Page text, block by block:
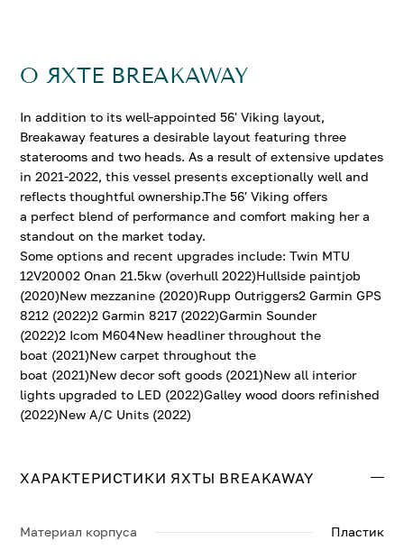
О ЯХТЕ BREAKAWAY
In addition to its well-appointed 56' Viking layout,
Breakaway features a desirable layout featuring three
staterooms and two heads. As a result of extensive updates
in 2021-2022, this vessel presents exceptionally well and
reflects thoughtful ownership.The 56' Viking offers
a perfect blend of performance and comfort making her a
standout on the market today.
Some options and recent upgrades include: Twin MTU
12V20002 Onan 21.5kw (overhull 2022)Hullside paintjob
(2020)New mezzanine (2020)Rupp Outriggers2 Garmin GPS
8212 (2022)2 Garmin 8217 (2022)Garmin Sounder
(2022)2 Icom M604New headliner throughout the
boat (2021)New carpet throughout the
boat (2021)New decor soft goods (2021)New all interior
lights upgraded to LED (2022)Galley wood doors refinished
(2022)New A/C Units (2022)
ХАРАКТЕРИСТИКИ ЯХТЫ BREAKAWAY
Материал корпуса Пластик